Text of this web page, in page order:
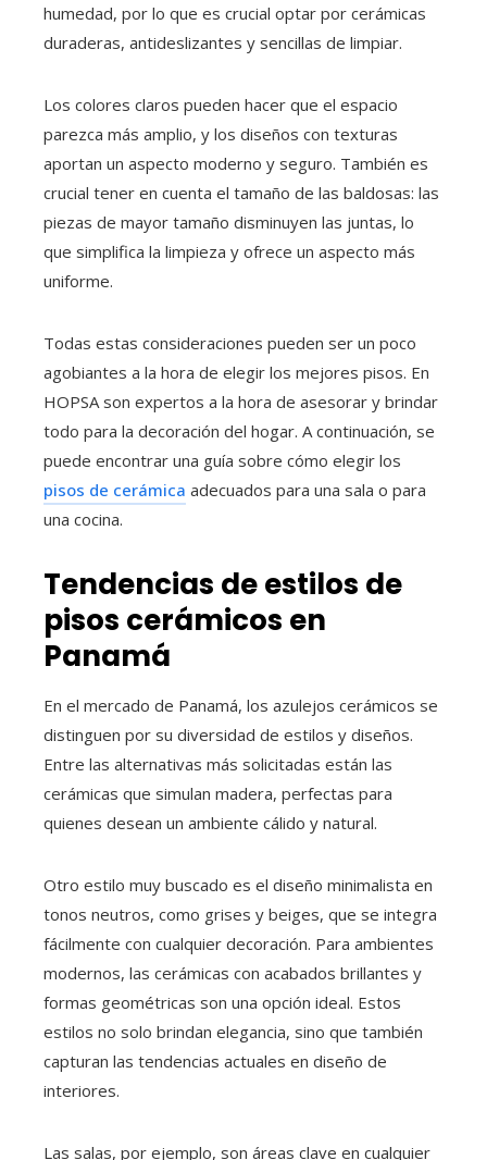
humedad, por lo que es crucial optar por cerámicas
duraderas, antideslizantes y sencillas de limpiar.
Los colores claros pueden hacer que el espacio
parezca más amplio, y los diseños con texturas
aportan un aspecto moderno y seguro. También es
crucial tener en cuenta el tamaño de las baldosas: las
piezas de mayor tamaño disminuyen las juntas, lo
que simplifica la limpieza y ofrece un aspecto más
uniforme.
Todas estas consideraciones pueden ser un poco
agobiantes a la hora de elegir los mejores pisos. En
HOPSA son expertos a la hora de asesorar y brindar
todo para la decoración del hogar. A continuación, se
puede encontrar una guía sobre cómo elegir los
pisos de cerámica adecuados para una sala o para
una cocina.
Tendencias de estilos de
pisos cerámicos en
Panamá
En el mercado de Panamá, los azulejos cerámicos se
distinguen por su diversidad de estilos y diseños.
Entre las alternativas más solicitadas están las
cerámicas que simulan madera, perfectas para
quienes desean un ambiente cálido y natural.
Otro estilo muy buscado es el diseño minimalista en
tonos neutros, como grises y beiges, que se integra
fácilmente con cualquier decoración. Para ambientes
modernos, las cerámicas con acabados brillantes y
formas geométricas son una opción ideal. Estos
estilos no solo brindan elegancia, sino que también
capturan las tendencias actuales en diseño de
interiores.
Las salas, por ejemplo, son áreas clave en cualquier